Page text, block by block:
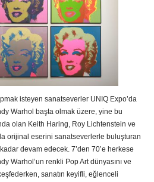
isteyen sanatseverler UNIQ Expo’da
Warhol başta olmak üzere, yine bu
olan Keith Haring, Roy Lichtenstein ve
orijinal eserini sanatseverlerle buluşturan
devam edecek. 7’den 70’e herkese
Warhol’un renkli Pop Art dünyasını ve
keşfederken, sanatın keyifli, eğlenceli